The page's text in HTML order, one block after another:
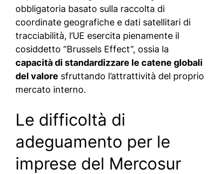
obbligatoria basato sulla raccolta di
coordinate geografiche e dati satellitari di
tracciabilità, l’UE esercita pienamente il
cosiddetto “Brussels Effect”, ossia la
capacità di standardizzare le catene globali
del valore sfruttando l’attrattività del proprio
mercato interno.
Le difficoltà di
adeguamento per le
imprese del Mercosur